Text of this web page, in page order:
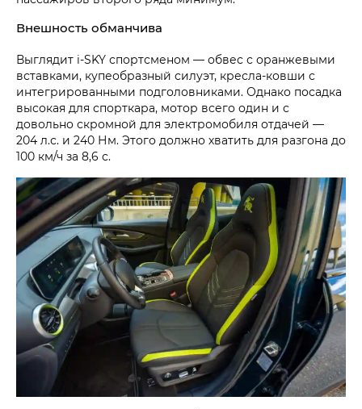
Внешность обманчива
Выглядит i‑SKY спортсменом — обвес с оранжевыми
вставками, купеобразный силуэт, кресла-ковши с
интегрированными подголовниками. Однако посадка
высокая для спорткара, мотор всего один и с
довольно скромной для электромобиля отдачей —
204 л.с. и 240 Нм. Этого должно хватить для разгона до
100 км/ч за 8,6 с.